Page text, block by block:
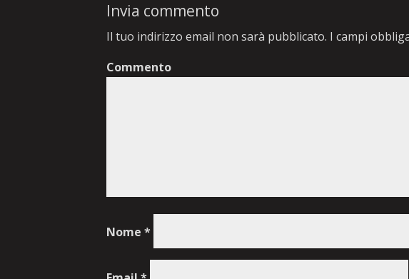
Invia commento
Il tuo indirizzo email non sarà pubblicato. I campi
Commento
Nome*